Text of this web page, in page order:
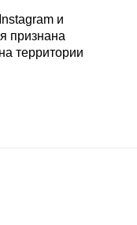
и
признана
территории